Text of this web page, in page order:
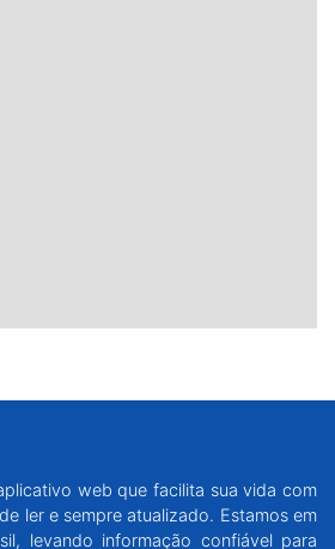
web que facilita sua vida com
ler e sempre atualizado. Estamos em
levando informação confiável para